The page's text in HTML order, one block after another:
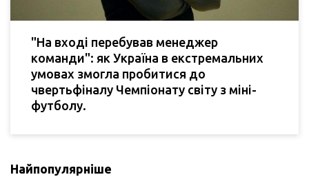
"На вході перебував менеджер
команди": як Україна в екстремальних
умовах змогла пробитися до
чвертьфіналу Чемпіонату світу з міні-
футболу.
Найпопулярніше